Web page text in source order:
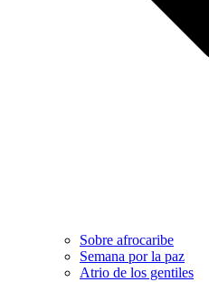
Sobre afrocaribe
Semana por la paz
Atrio de los gentiles